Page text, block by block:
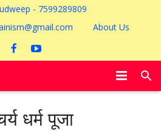
- 7599289809
About Us
धर्म पूजा